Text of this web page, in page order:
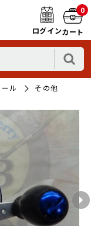
ログイン
0
カート
ル その他